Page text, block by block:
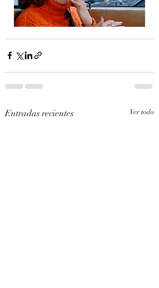
Entradas recientes Ver todo